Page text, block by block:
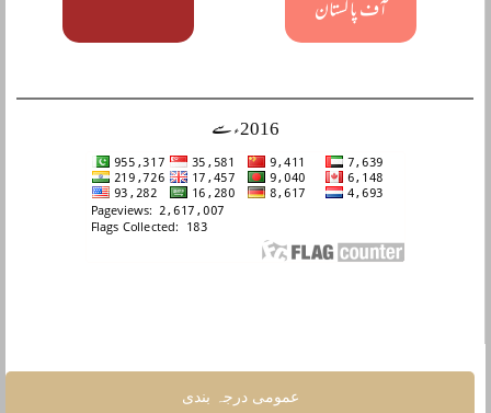
آف پاکستان
2016ء سے
عمومی درجہ بندی